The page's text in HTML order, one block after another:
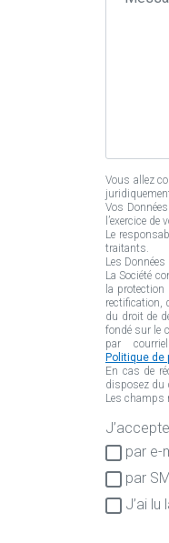
Vous allez
Vos
l’exercice de
Le
traitants.
Les
La Société
la
rectification,
du droit de
fondé sur le
par
Politique
En cas de
disposez du
Les champs
RGPD
par e-
par
J’ai lu